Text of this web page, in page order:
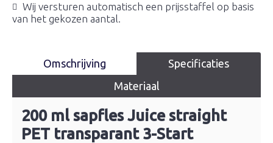
Wij versturen automatisch een prijsstaffel op basis
van het gekozen aantal.
Omschrijving
Specificaties
Materiaal
200 ml sapfles Juice straight
PET transparant 3-Start